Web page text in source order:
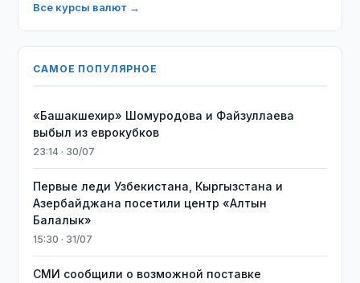
Все курсы валют →
САМОЕ ПОПУЛЯРНОЕ
«Башакшехир» Шомуродова и Файзуллаева
выбыл из еврокубков
23:14 · 30/07
Первые леди Узбекистана, Кыргызстана и
Азербайджана посетили центр «Алтын
Балалык»
15:30 · 31/07
СМИ сообщили о возможной поставке